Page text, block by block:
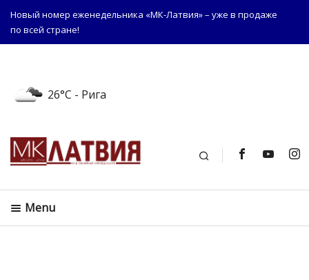
Новый номер еженедельника «МК-Латвия» – уже в продаже
по всей стране!
26°C - Рига
Поиск
Menu